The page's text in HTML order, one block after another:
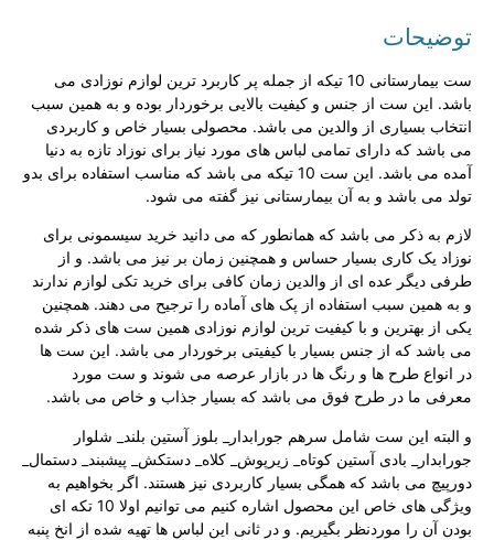
توضیحات
ست بیمارستانی 10 تیکه از جمله پر کاربرد ترین لوازم نوزادی می
باشد. این ست از جنس و کیفیت بالایی برخوردار بوده و به همین سبب
انتخاب بسیاری از والدین می باشد. محصولی بسیار خاص و کاربردی
می باشد که دارای تمامی لباس های مورد نیاز برای نوزاد تازه به دنیا
آمده می باشد. این ست 10 تیکه می باشد که مناسب استفاده برای بدو
تولد می باشد و به آن بیمارستانی نیز گفته می شود.
لازم به ذکر می باشد که همانطور که می دانید خرید سیسمونی برای
نوزاد یک کاری بسیار حساس و همچنین زمان بر نیز می باشد. و از
طرفی دیگر عده ای از والدین زمان کافی برای خرید تکی لوازم ندارند
و به همین سبب استفاده از پک های آماده را ترجیح می دهند. همچنین
یکی از بهترین و با کیفیت ترین لوازم نوزادی همین ست های ذکر شده
می باشد که از جنس بسیار با کیفیتی برخوردار می باشد. این ست ها
در انواع طرح ها و رنگ ها در بازار عرصه می شوند و ست مورد
معرفی ما در طرح فوق می باشد که بسیار جذاب و خاص می باشد.
و البته این ست شامل سرهم جورابدار_ بلوز آستین بلند_ شلوار
جورابدار_ بادی آستین کوتاه_ زیرپوش_ کلاه_ دستکش_ پیشبند_ دستمال_
دورپیچ می باشد که همگی بسیار کاربردی نیز هستند. اگر بخواهیم به
ویژگی های خاص این محصول اشاره کنیم می توانیم اولا 10 تکه ای
بودن آن را موردنظر بگیریم. و در ثانی این لباس ها تهیه شده از انخ پنبه